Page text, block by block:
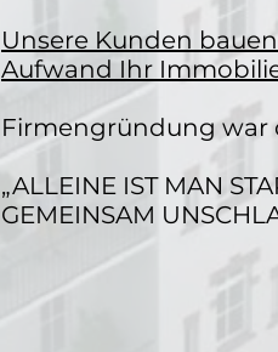
Unsere Kunden
Aufwand Ihr
Firmengründung war
„ALLEINE IST MAN
GEMEINSAM